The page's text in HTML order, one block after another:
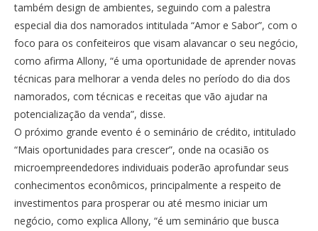
também design de ambientes, seguindo com a palestra
especial dia dos namorados intitulada “Amor e Sabor”, com o
foco para os confeiteiros que visam alavancar o seu negócio,
como afirma Allony, “é uma oportunidade de aprender novas
técnicas para melhorar a venda deles no período do dia dos
namorados, com técnicas e receitas que vão ajudar na
potencialização da venda”, disse.
O próximo grande evento é o seminário de crédito, intitulado
“Mais oportunidades para crescer”, onde na ocasião os
microempreendedores individuais poderão aprofundar seus
conhecimentos econômicos, principalmente a respeito de
investimentos para prosperar ou até mesmo iniciar um
negócio, como explica Allony, “é um seminário que busca